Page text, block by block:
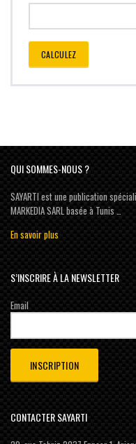
CALCULEZ
QUI SOMMES-NOUS ?
SAYARTI est une publication
MARKEDIA SARL basée à Tunis …
En savoir plus
S’INSCRIRE À LA NEWSLETTER
Email
CONTACTER SAYARTI